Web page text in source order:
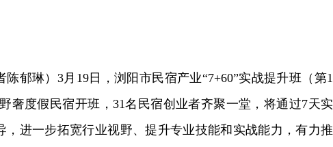
陈郁琳）3月19日，浏阳市民宿产业“7+60”实战提升班（第1
奢度假民宿开班，31名民宿创业者齐聚一堂，将通过7天实
，进一步拓宽行业视野、提升专业技能和实战能力，有力推